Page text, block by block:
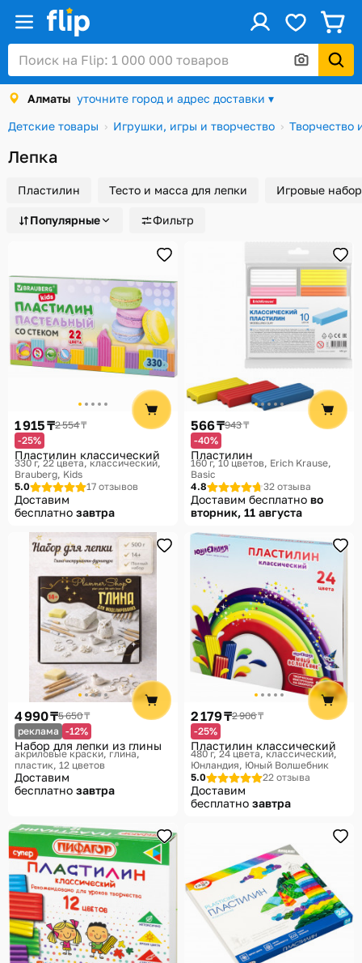
Алматы уточните город и адрес доставки ▾
Детские товары
Игрушки, игры и творчество Творчество
Лепка
Пластилин Тесто и масса для лепки Игровые
Популярные Фильтр
1 915 ₸2 554 ₸
-25%
Пластилин классический
330 г, 22 цвета, классический
Brauberg, Kids
5.0
17 отзывов
Доставим
бесплатно завтра
566 ₸943 ₸
-40%
Пластилин
160 г, 10 цветов Erich Krause,
Basic
4.8
32 отзыва
Доставим бесплатно во
вторник, 11 августа
4 990 ₸5 650 ₸
реклама -12%
Набор для лепки из глины
акриловые краски, глина,
пластик, 12 цветов
Доставим
бесплатно завтра
2 179 ₸2 906 ₸
-25%
Пластилин классический
480 г, 24 цвета, классический
Юнландия, Юный Волшебник
5.0
22 отзыва
Доставим
бесплатно завтра
Войти / Регистрация
Каталог
Скидки и акции
Подарочные карты
Заказы
Посылки
Корзина
Избранное
История просмотров
Помощь
Способы доставки
Способы оплаты